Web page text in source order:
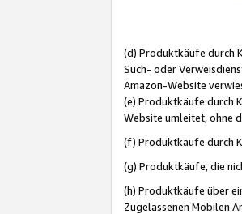
(d) Produktkäufe durch
Such- oder
Amazon-Website
(e) Produktkäufe durch
Website umleitet, ohne
(f) Produktkäufe durch
(g) Produktkäufe, die
(h) Produktkäufe über
Zugelassenen Mobilen